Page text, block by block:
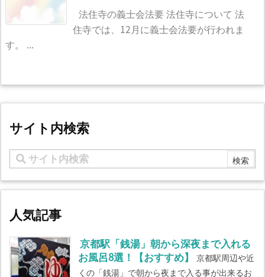
法住寺の義士会法要 法住寺について 法
住寺では、12月に義士会法要が行われま
す。 ...
サイト内検索
人気記事
京都駅「銭湯」朝から深夜まで入れる
お風呂8選！【おすすめ】
京都駅周辺や近
くの「銭湯」で朝から夜まで入る事が出来るお